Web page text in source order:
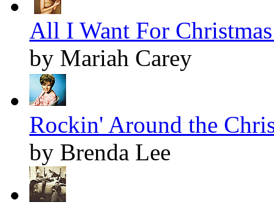
All I Want For
by Mariah Carey
Rockin' Around the
by Brenda Lee